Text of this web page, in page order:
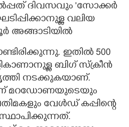
ദിവസവും 'സോക്കർ
വലിയ
അങ്ങാടിയിൽ
ഇതിൽ 500
ബിഗ് സ്ക്രീൻ
നടക്കുകയാണ്.
മറഡോണയുടെയും
വേൾഡ് കപ്പിന്റെ